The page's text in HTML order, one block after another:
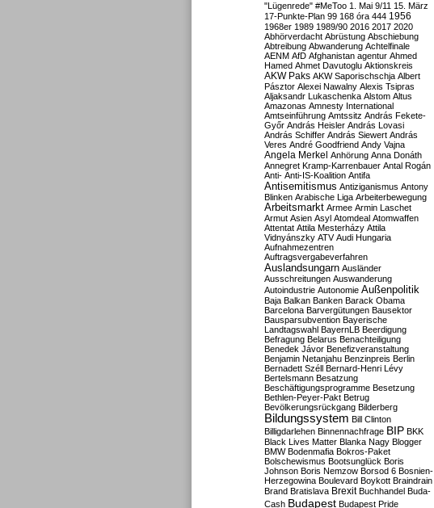
"Lügenrede" #MeToo 1. Mai 9/11 15. März
17-Punkte-Plan 99 168 óra 444 1956
1968er 1989 1989/90 2016 2017 2020
Abhörverdacht Abrüstung Abschiebung
Abtreibung Abwanderung Achtelfinale
AENM AfD Afghanistan agentur Ahmed
Hamed Ahmet Davutoglu Aktionskreis
AKW Paks AKW Saporischschja Albert
Pásztor Alexei Nawalny Alexis Tsipras
Aljaksandr Lukaschenka Alstom Altus
Amazonas Amnesty International
Amtseinführung Amtssitz András Fekete-
Győr András Heisler András Lovasi
András Schiffer András Siewert András
Veres André Goodfriend Andy Vajna
Angela Merkel Anhörung Anna Donáth
Annegret Kramp-Karrenbauer Antal Rogán
Anti- Anti-IS-Koalition Antifa
Antisemitismus Antiziganismus Antony
Blinken Arabische Liga Arbeiterbewegung
Arbeitsmarkt Armee Armin Laschet
Armut Asien Asyl Atomdeal Atomwaffen
Attentat Attila Mesterházy Attila
Vidnyánszky ATV Audi Hungaria
Aufnahmezentren
Auftragsvergabeverfahren
Auslandsungarn Ausländer
Ausschreitungen Auswanderung
Autoindustrie Autonomie Außenpolitik
Baja Balkan Banken Barack Obama
Barcelona Barvergütungen Bausektor
Bausparsubvention Bayerische
Landtagswahl BayernLB Beerdigung
Befragung Belarus Benachteiligung
Benedek Jávor Benefizveranstaltung
Benjamin Netanjahu Benzinpreis Berlin
Bernadett Széll Bernard-Henri Lévy
Bertelsmann Besatzung
Beschäftigungsprogramme Besetzung
Bethlen-Peyer-Pakt Betrug
Bevölkerungsrückgang Bilderberg
Bildungssystem Bill Clinton
Billigdarlehen Binnennachfrage BIP BKK
Black Lives Matter Blanka Nagy Blogger
BMW Bodenmafia Bokros-Paket
Bolschewismus Bootsunglück Boris
Johnson Boris Nemzow Borsod 6 Bosnien-
Herzegowina Boulevard Boykott Braindrain
Brand Bratislava Brexit Buchhandel Buda-
Cash Budapest Budapest Pride